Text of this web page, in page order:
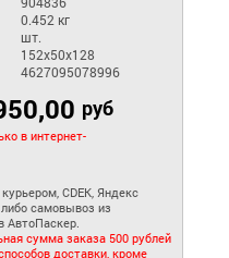
0.452 кг
шт.
152x50x128
4627095078996
руб
в интернет-
CDEK, Яндекс
самовывоз из
АвтоПаскер.
сумма заказа 500 рублей
доставки, кроме